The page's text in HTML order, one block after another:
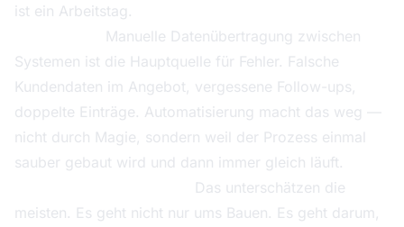
ist ein Arbeitstag.
Manuelle Datenübertragung zwischen
Systemen ist die Hauptquelle für Fehler. Falsche
Kundendaten im Angebot, vergessene Follow-ups,
doppelte Einträge. Automatisierung macht das weg —
nicht durch Magie, sondern weil der Prozess einmal
sauber gebaut wird und dann immer gleich läuft.
Das unterschätzen die
meisten. Es geht nicht nur ums Bauen. Es geht darum,